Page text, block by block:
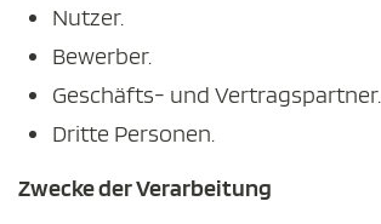
Nutzer.
Bewerber.
Geschäfts- und Vertragspartner.
Dritte Personen.
Zwecke der Verarbeitung